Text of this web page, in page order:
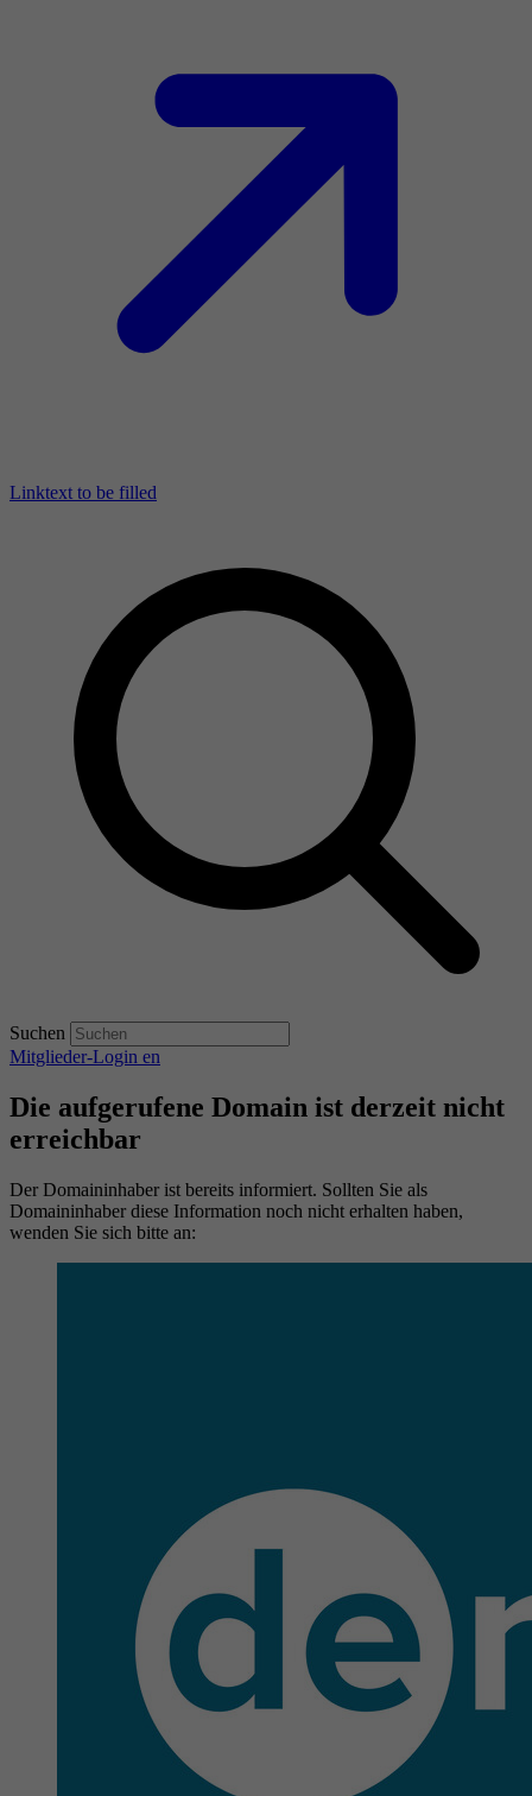
Linktext to be filled
Suchen
Mitglieder-Login en
Die aufgerufene Domain ist derzeit nicht
erreichbar
Der Domaininhaber ist bereits informiert. Sollten Sie als
Domaininhaber diese Information noch nicht erhalten haben,
wenden Sie sich bitte an: